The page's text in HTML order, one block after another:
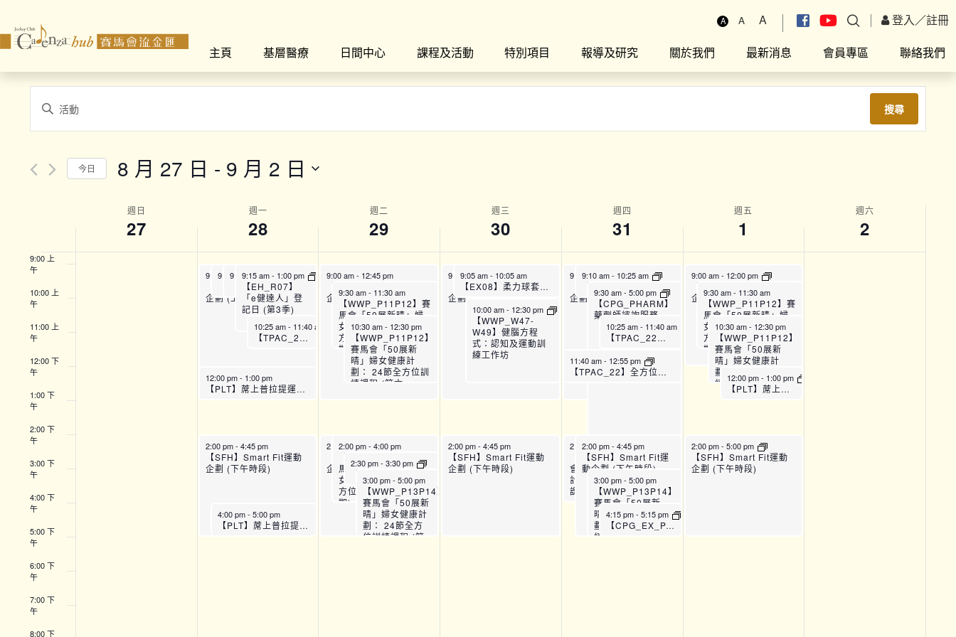
A A A 登入／註冊
主頁
基層醫療 日間中心 課程及活動 特別項目 報導及研究 關於我們 最新消息 會員專區 聯絡我們
Events
Search
and
Views
Navigation
Enter
Events
搜尋
今日 8 月 27 日 - 9 月 2 日
date.
of
Events
週日
27
週一
28
週二
29
週三
30
週四
31
週五
1
週六
2
午
4:00 上
午
午
9:00 上
午
10:00 上
午
11:00 上
午
12:00 下
午
1:00 下
午
2:00 下
午
3:00 下
午
4:00 下
午
5:00 下
午
6:00 下
午
7:00 下
午
8:00 下
9:00 am 12:45 pm
【SFH】Smart Fit運動
企劃 (上午時段)
9:10 am-10:25 am
9:10 am-10:25 am
9:15 am- 1:00 pm
【EH_R07】
「e健達人」登
記日 (第3季)
10:25 am- 11:40 am
【TPAC_22】全方位運動訓練班 (B班)
12:00 pm- 1:00 pm
【PLT】蓆上普拉提運動班 (A班)
2:00 pm- 4:45 pm
【SFH】Smart Fit運動
企劃 (下午時段)
4:00 pm- 5:00 pm
【PLT】蓆上普拉提運動班 (C班)
9:00 am- 12:45 pm
【SFH】Smart Fit運動
企劃 (上午時段)
9:30 am- 11:30 am
【WWP_P11P12】賽
馬會「50展新晴」婦
女健康計劃： 24節全
方位訓練課程 (第六
期)_P11
10:30 am- 12:30 pm
【WWP_P11P12】
賽馬會「50展新
晴」婦女健康計
劃： 24節全方位訓
練課程 (第六
2:00 pm-4:45 pm
【SFH】Smart Fit運動
企劃 (下午時段)
2:00 pm-4:00 pm
【WWP_P13P14】賽
馬會「50展新晴」婦
女健康計劃： 24節全
方位訓練課程 (第七
期)_P13
2:30 pm-3:30 pm
3:00 pm-5:00 pm
【WWP_P13P14】
賽馬會「50展新
晴」婦女健康計
劃： 24節全方
位訓練課程 (第
9:00 am-12:45 pm
【SFH】Smart Fit運動
企劃 (上午時段)
9:05 am- 10:05 am
【EX08】柔力球套路班：初班 (8月)
10:00 am- 12:30 pm
【WWP_W47-
W49】健腦方程
式：認知及運動訓
練工作坊
2:00 pm-4:45 pm
【SFH】Smart Fit運動
企劃 (下午時段)
9:00 am-12:45 pm
【SFH】Smart Fit運動
企劃 (上午時段)
9:10 am- 10:25 am
9:30 am- 5:00 pm
【CPG_PHARM】
藥劑師諮詢服務
10:25 am- 11:40 am
【TPAC_22】全方位運動訓練班 (B班)
11:40 am- 12:55 pm
【TPAC_22】全方位運動訓練班 (C班)
2:00 pm-4:00 pm
【WWP_P13P14】賽馬
會「50展新晴」婦女健康
計劃： 24節全方位訓練
課程 (第七期)_P13
2:00 pm- 4:45 pm
【SFH】Smart Fit運
動企劃 (下午時段)
3:00 pm- 5:00 pm
【WWP_P13P14】
賽馬會「50展新
晴」婦女健康計
劃： 24節全方位訓
練課程 (第七
4:15 pm- 5:15 pm
【CPG_EX_PAIN36-37】運動班 – 痛症管理 (8月)
9:00 am- 12:00 pm
【SFH】Smart Fit運動
企劃 (上午時段)
9:30 am- 11:30 am
【WWP_P11P12】賽
馬會「50展新晴」婦
女健康計劃： 24節全
方位訓練課程 (第六
期)_P11
10:30 am- 12:30 pm
【WWP_P11P12】
賽馬會「50展新
晴」婦女健康計
劃： 24節全方位訓
練課程 (第六
期)_P12
12:00 pm- 1:00 pm
【PLT】蓆上普拉提運動班 (B班)
2:00 pm- 5:00 pm
【SFH】Smart Fit運動
企劃 (下午時段)